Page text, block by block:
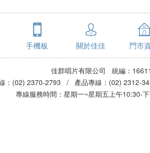
手機板 關於佳佳 門市
佳群唱片有限公司 統編：
：(02) 2370-2793 / 產品專線：(02)
專線服務時間：星期一~星期五上午10:30-